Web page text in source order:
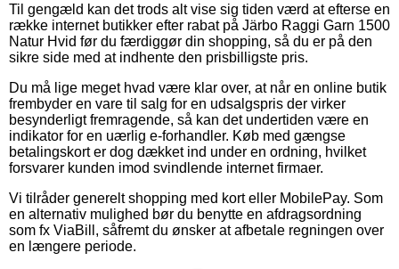
Til gengæld kan det trods alt vise sig tiden værd at efterse en
række internet butikker efter rabat på Järbo Raggi Garn 1500
Natur Hvid før du færdiggør din shopping, så du er på den
sikre side med at indhente den prisbilligste pris.
Du må lige meget hvad være klar over, at når en online butik
frembyder en vare til salg for en udsalgspris der virker
besynderligt fremragende, så kan det undertiden være en
indikator for en uærlig e-forhandler. Køb med gængse
betalingskort er dog dækket ind under en ordning, hvilket
forsvarer kunden imod svindlende internet firmaer.
Vi tilråder generelt shopping med kort eller MobilePay. Som
en alternativ mulighed bør du benytte en afdragsordning
som fx ViaBill, såfremt du ønsker at afbetale regningen over
en længere periode.